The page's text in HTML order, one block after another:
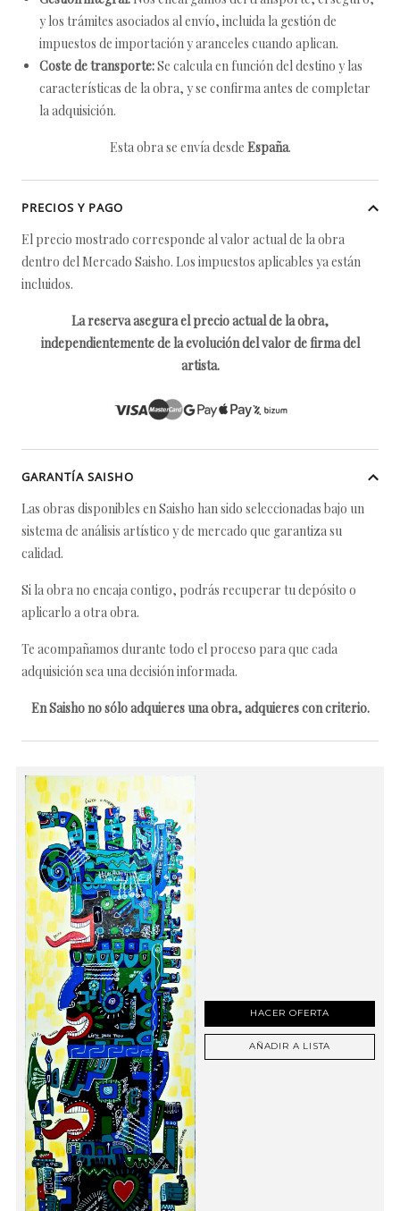
y los trámites asociados al envío, incluida la gestión de
impuestos de importación y aranceles cuando aplican.
Coste de transporte:Se calcula en función del destino y las
características de la obra, y se confirma antes de completar
la adquisición.
Esta obra se envía desde España.
PRECIOS Y PAGO
El precio mostrado corresponde al valor actual de la obra
dentro del Mercado Saisho. Los impuestos aplicables ya están
incluidos.
La reserva asegura el precio actual de la obra,
independientemente de la evolución del valor de firma del
artista.
GARANTÍA SAISHO
Las obras disponibles en Saisho han sido seleccionadas bajo un
sistema de análisis artístico y de mercado que garantiza su
calidad.
Si la obra no encaja contigo, podrás recuperar tu depósito o
aplicarlo a otra obra.
Te acompañamos durante todo el proceso para que cada
adquisición sea una decisión informada.
En Saisho no sólo adquieres una obra, adquieres con criterio.
HACER OFERTA
AÑADIR A LISTA